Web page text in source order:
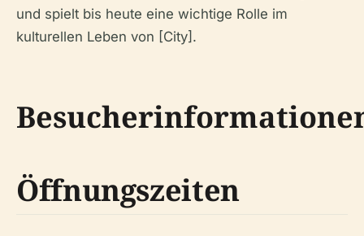
und spielt bis heute eine wichtige Rolle im
kulturellen Leben von [City].
Öffnungszeiten